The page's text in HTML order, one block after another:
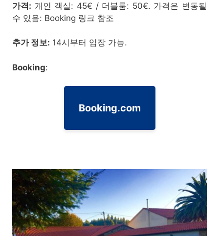
가격: 개인 객실: 45€ / 더블룸: 50€. 가격은 변동될
수 있음: Booking 링크 참조
추가 정보: 14시부터 입장 가능.
Booking:
Booking.com